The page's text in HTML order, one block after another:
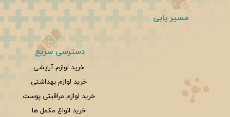
مسیر یابی
دسترسی سریع
خرید لوازم آرایشی
خرید لوازم بهداشتی
خرید لوازم مراقبتی پوست
خرید انواع مکمل ها